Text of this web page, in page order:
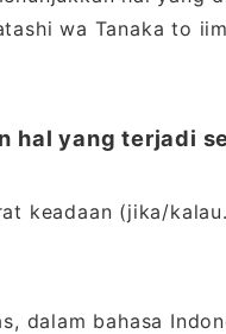
wa Tanaka to
halyang terjadi
keadaan (jika/
dalam bahasa